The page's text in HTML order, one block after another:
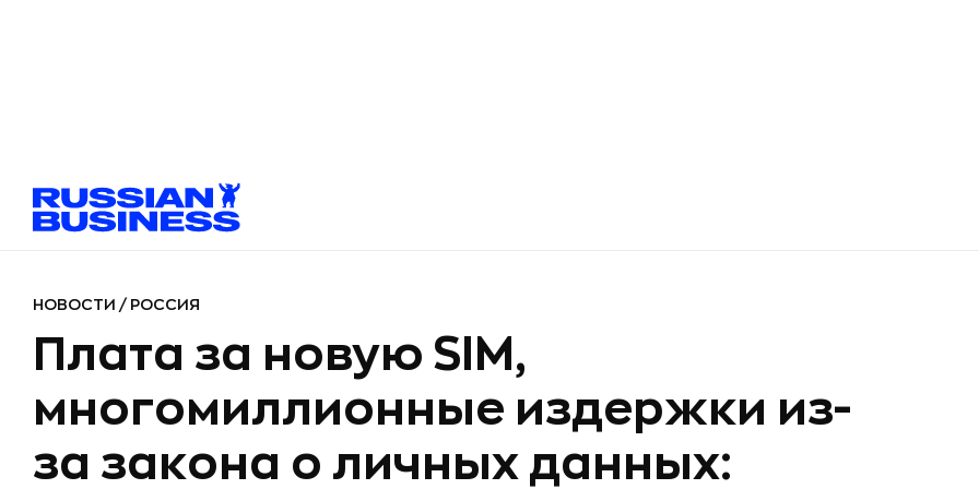
НОВОСТИ / РОССИЯ
Плата за новую SIM,
многомиллионные издержки из-
за закона о личных данных: